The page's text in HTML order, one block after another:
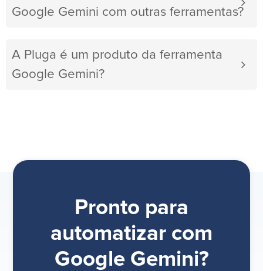
Google Gemini com outras ferramentas?
A Pluga é um produto da ferramenta
Google Gemini?
Pronto para
automatizar com
Google Gemini?